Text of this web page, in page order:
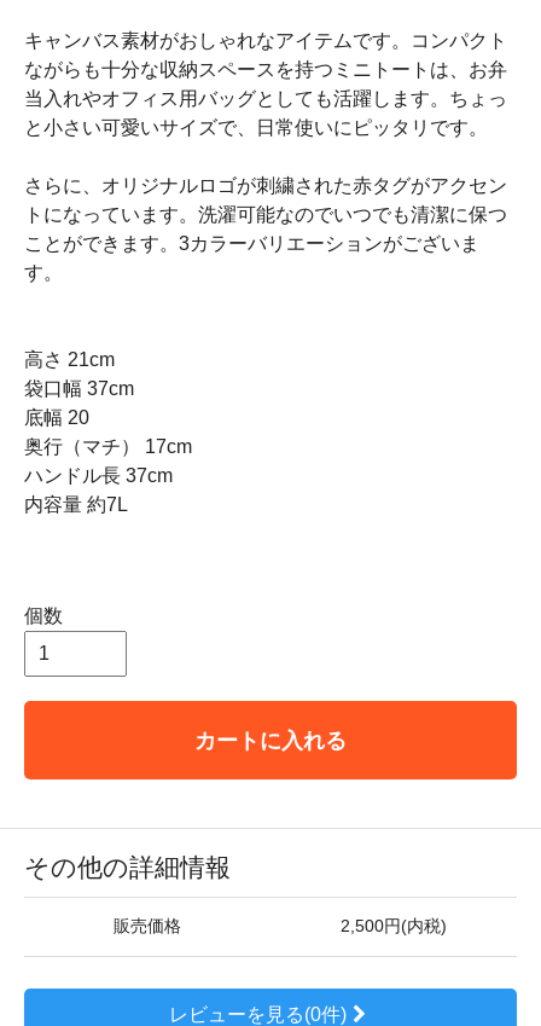
キャンバス素材がおしゃれなアイテムです。コンパクト
ながらも十分な収納スペースを持つミニトートは、お弁
当入れやオフィス用バッグとしても活躍します。ちょっ
と小さい可愛いサイズで、日常使いにピッタリです。
さらに、オリジナルロゴが刺繍された赤タグがアクセン
トになっています。洗濯可能なのでいつでも清潔に保つ
ことができます。3カラーバリエーションがございま
す。
高さ 21cm
袋口幅 37cm
底幅 20
奥行（マチ） 17cm
ハンドル長 37cm
内容量 約7L
個数
カートに入れる
その他の詳細情報
販売価格 2,500円(内税)
レビューを見る(0件)